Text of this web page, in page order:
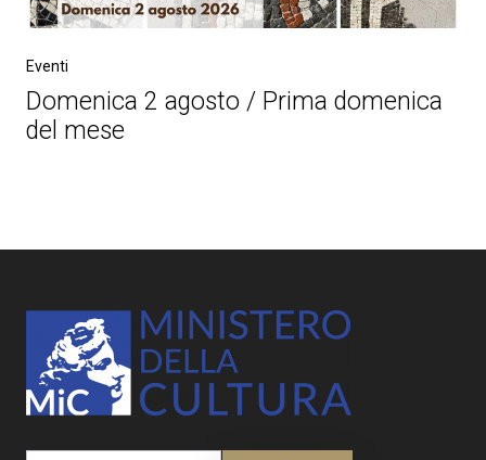
Eventi
Domenica 2 agosto / Prima domenica
del mese
navigation